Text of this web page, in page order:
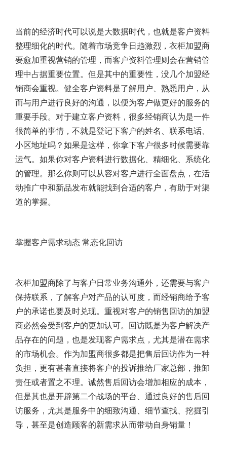
当前的经济时代可以说是大数据时代，也就是客户资料
整理细化的时代。随着市场竞争日趋激烈，衣柜加盟商
要愈加重视营销的管理，而客户资料管理则会在营销管
理中占据重要位置。但是其中的重要性，没几个加盟经
销商会重视。健全客户资料是了解用户、熟悉用户，从
而与用户进行良好的沟通，以便为客户做更好的服务的
重要手段。对于建立客户资料，很多经销商认为是一件
很简单的事情，不就是登记下客户的姓名、联系电话、
小区地址吗？如果是这样，你拿下客户很多时候需要靠
运气。如果你对客户资料进行数据化、精细化、系统化
的管理。那么你则可以从容对客户进行全面盘点，在活
动推广中和新品发布就能找到合适的客户，有助于对渠
道的掌握。
掌握客户需求动态 常态化回访
衣柜加盟商除了与客户日常业务沟通外，还需要与客户
保持联系，了解客户对产品的认可度，而经销商给予客
户的承诺也要及时兑现。重视对客户的销售回访的加盟
商必然会受到客户的更加认可。回访既是为客户解决产
品存在的问题，也是发现客户需求点，尤其是潜在需求
的市场机会。作为加盟商很多都是把售后回访作为一种
负担，更有甚者直接将客户的投诉推给厂家总部，推卸
责任或者置之不理。诚然售后回访会增加相应的成本，
但是其也是开辟第二个战场的平台、通过良好的售后回
访服务，尤其是服务中的细致沟通、细节查找、挖掘引
导，甚至是创造顾客的新需求从而带动自身销量！